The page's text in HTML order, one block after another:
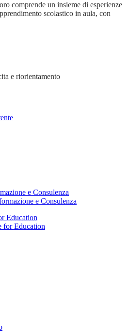
comprende un insieme di esperienze
scolastico in aula, con
e riorientamento
e Consulenza
Education